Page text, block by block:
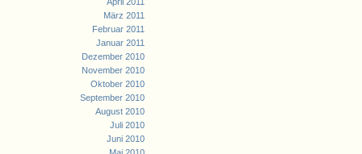
März 2011
Februar 2011
Januar 2011
Dezember 2010
November 2010
Oktober 2010
September 2010
August 2010
Juli 2010
Juni 2010